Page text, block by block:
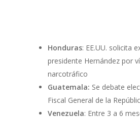
Honduras: EE.UU. solicita
presidente Hernández por
narcotráfico
Guatemala: Se debate
Fiscal General de la
Venezuela: Entre 3 a 6